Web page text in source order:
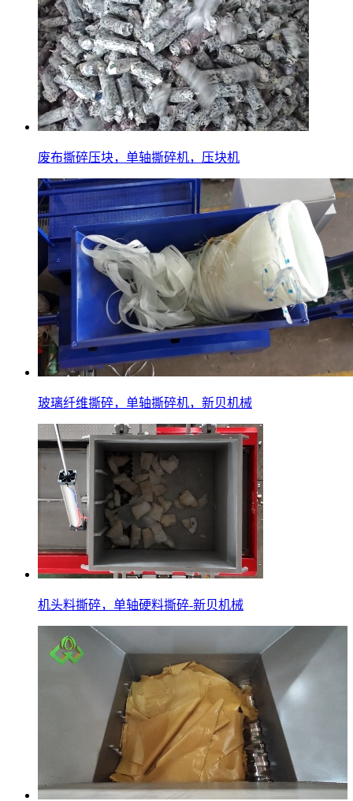
废布撕碎压块，单轴撕碎机，压块机
玻璃纤维撕碎，单轴撕碎机，新贝机械
机头料撕碎，单轴硬料撕碎-新贝机械